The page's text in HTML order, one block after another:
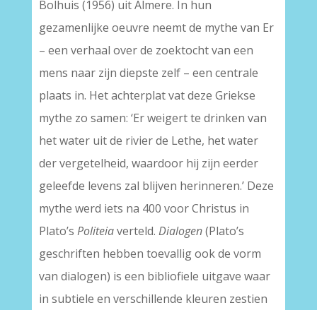
Bolhuis (1956) uit Almere. In hun
gezamenlijke oeuvre neemt de mythe van Er
– een verhaal over de zoektocht van een
mens naar zijn diepste zelf – een centrale
plaats in. Het achterplat vat deze Griekse
mythe zo samen: ‘Er weigert te drinken van
het water uit de rivier de Lethe, het water
der vergetelheid, waardoor hij zijn eerder
geleefde levens zal blijven herinneren.’ Deze
mythe werd iets na 400 voor Christus in
Plato’s Politeiaverteld. Dialogen(Plato’s
geschriften hebben toevallig ook de vorm
van dialogen) is een bibliofiele uitgave waar
in subtiele en verschillende kleuren zestien